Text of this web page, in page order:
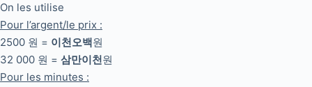
On les utilise
Pour l’argent/le prix :
2500 원 = 이천오백원
32 000 원 = 삼만이천원
Pour les minutes :